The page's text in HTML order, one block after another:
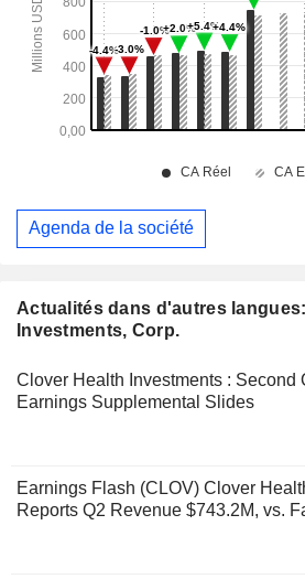
Actualités dans d'autres
Investments, Corp.
Clover Health Investments : Second
Earnings Supplemental Slides
Earnings Flash (CLOV) Clover
Reports Q2 Revenue $743.2M, vs.
Agenda de la société